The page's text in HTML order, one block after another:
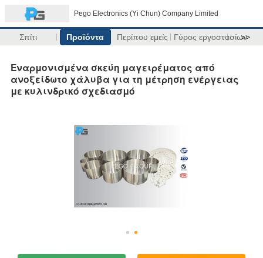
Pego Electronics (Yi Chun) Company Limited
Σπίτι Προϊόντα Περίπου εμείς Γύρος εργοστασίων
>>
Εναρμονισμένα σκεύη μαγειρέματος από
ανοξείδωτο χάλυβα για τη μέτρηση ενέργειας
με κυλινδρικό σχεδιασμό